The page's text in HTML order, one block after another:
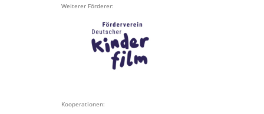
Weiterer Förderer:
Kooperationen: